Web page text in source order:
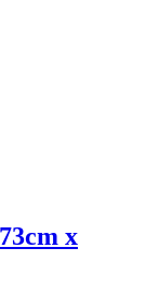
x